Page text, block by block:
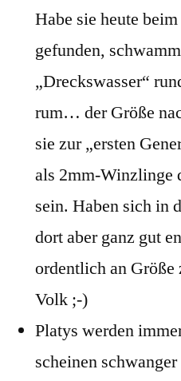
Habe sie heute
gefunden,
„Dreckswasser“
rum… der Größe
sie zur „ersten
als 2mm-Winzlinge
sein. Haben sich in
dort aber ganz gut
ordentlich an
Volk ;-)
Platys werden
scheinen